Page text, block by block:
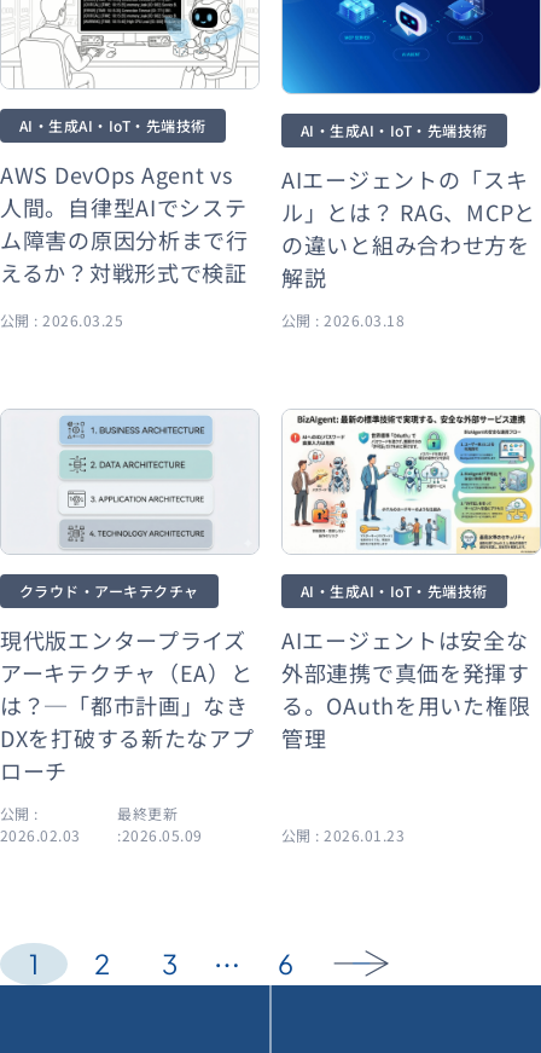
AI・生成AI・IoT・先端技術
AWS DevOps Agent vs
人間。自律型AIでシステ
ム障害の原因分析まで行
えるか？対戦形式で検証
公開 : 2026.03.25
AI・生成AI・IoT・先端技術
AIエージェントの「スキ
ル」とは？ RAG、MCPと
の違いと組み合わせ方を
解説
公開 : 2026.03.18
クラウド・アーキテクチャ
現代版エンタープライズ
アーキテクチャ（EA）と
は？─「都市計画」なき
DXを打破する新たなアプ
ローチ
公開 :
2026.02.03
最終更新
:2026.05.09
AI・生成AI・IoT・先端技術
AIエージェントは安全な
外部連携で真価を発揮す
る。OAuthを用いた権限
管理
公開 : 2026.01.23
1 2 3 … 6 arrow_forward